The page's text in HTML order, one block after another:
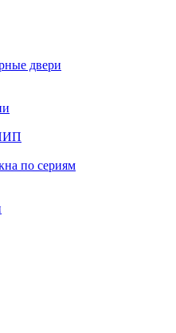
двери
по сериям